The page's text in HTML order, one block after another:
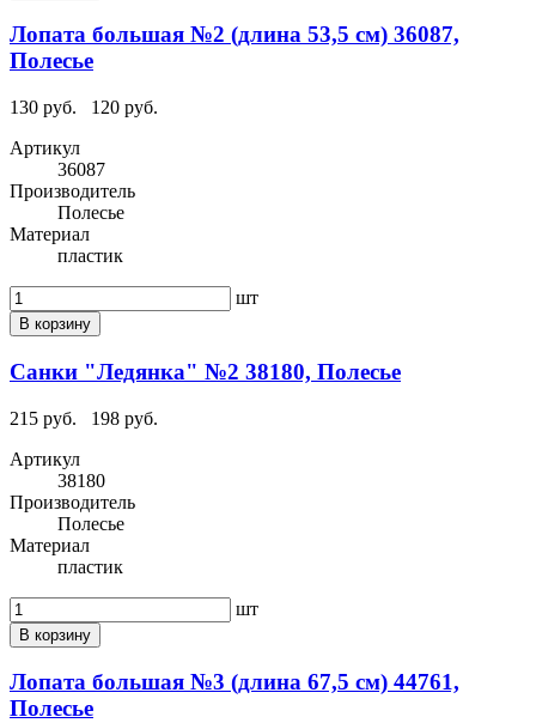
Лопата большая №2 (длина 53,5 см) 36087,
Полесье
130 руб.
120 руб.
Артикул
36087
Производитель
Полесье
Материал
пластик
шт
В корзину
Санки "Ледянка" №2 38180, Полесье
215 руб.
198 руб.
Артикул
38180
Производитель
Полесье
Материал
пластик
шт
В корзину
Лопата большая №3 (длина 67,5 см) 44761,
Полесье